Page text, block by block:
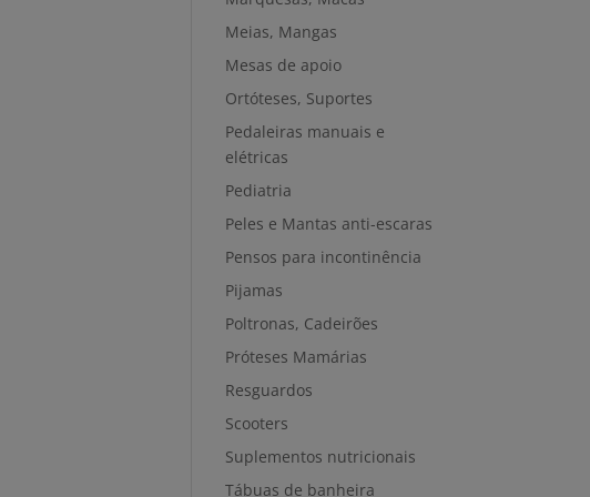
Meias, Mangas
Mesas de apoio
Ortóteses, Suportes
Pedaleiras manuais e
elétricas
Pediatria
Peles e Mantas anti-escaras
Pensos para incontinência
Pijamas
Poltronas, Cadeirões
Próteses Mamárias
Resguardos
Scooters
Suplementos nutricionais
Tábuas de banheira